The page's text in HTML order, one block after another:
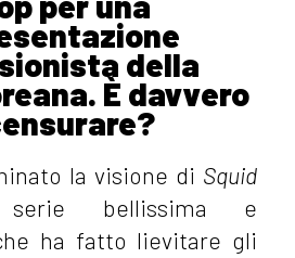
della
È davvero
la visione di Squid
bellissima e
ha fatto lievitare gli